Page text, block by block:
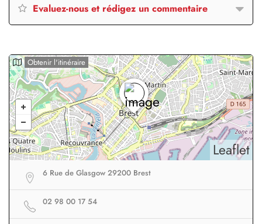
Evaluez-nous et rédigez un commentaire
Leaflet
Obtenir l'itinéraire
6 Rue de Glasgow 29200 Brest
02 98 00 17 54